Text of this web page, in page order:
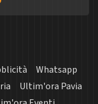
Whatsapp
Ultim'ora Pavia